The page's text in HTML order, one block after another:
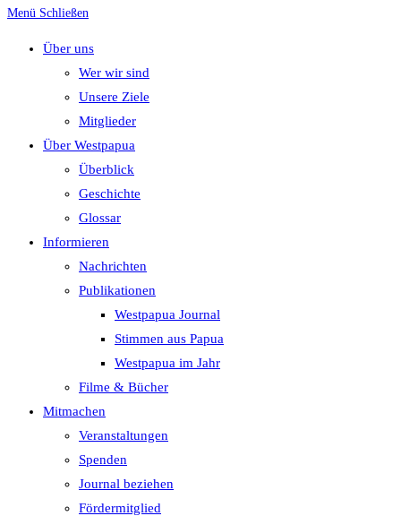
Menü Schließen
Über uns
Wer wir sind
Unsere Ziele
Mitglieder
Über Westpapua
Überblick
Geschichte
Glossar
Informieren
Nachrichten
Publikationen
Westpapua Journal
Stimmen aus Papua
Westpapua im Jahr
Filme & Bücher
Mitmachen
Veranstaltungen
Spenden
Journal beziehen
Fördermitglied